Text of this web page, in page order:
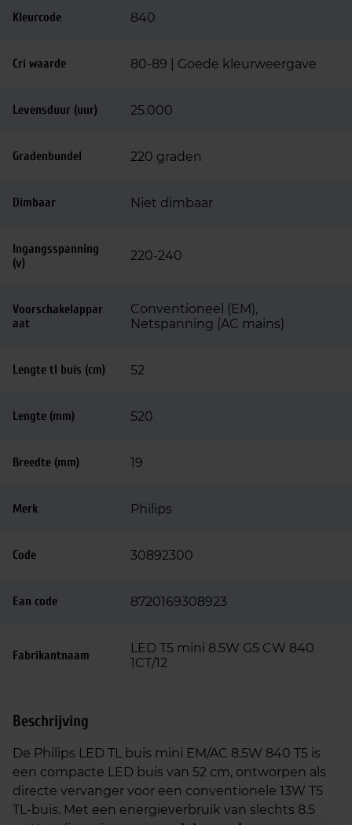
Kleurcode 840
Cri waarde 80-89 | Goede kleurweergave
Levensduur (uur) 25.000
Gradenbundel 220 graden
Dimbaar Niet dimbaar
Ingangsspanning
(v)
220-240
Voorschakelappar
aat
Conventioneel (EM),
Netspanning (AC mains)
Lengte tl buis (cm) 52
Lengte (mm) 520
Breedte (mm) 19
Merk Philips
Code 30892300
Ean code 8720169308923
Fabrikantnaam
LED T5 mini 8.5W G5 CW 840
1CT/12
Beschrijving
De Philips LED TL buis mini EM/AC 8.5W 840 T5 is
een compacte LED buis van 52 cm, ontworpen als
directe vervanger voor een conventionele 13W T5
TL-buis. Met een energieverbruik van slechts 8.5